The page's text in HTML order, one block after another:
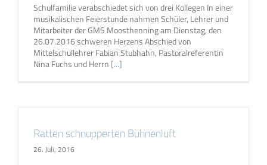
Schulfamilie verabschiedet sich von drei Kollegen In einer
musikalischen Feierstunde nahmen Schüler, Lehrer und
Mitarbeiter der GMS Moosthenning am Dienstag, den
26.07.2016 schweren Herzens Abschied von
Mittelschullehrer Fabian Stubhahn, Pastoralreferentin
Nina Fuchs und Herrn [...]
Ratten schnupperten Bühnenluft
26. Juli, 2016